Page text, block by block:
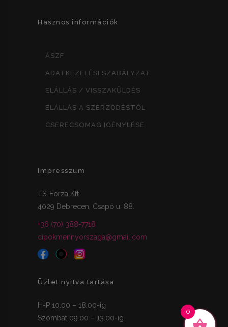
Hasznos információk
ÁSZF
ADATKEZELÉSI SZABÁLYZAT
ELÁLLÁS / VISSZAKÜLDÉS
ELÁLLÁS A SZERZŐDÉSTŐL
CSERECSOMAG IGÉNYLÉSE
Impresszum
TS-Forza Kft
4029 Debrecen, Csapó u. 88.
+36 (70) 388-7718
cipokmennyorszaga@gmail.com
Üzlet nyitva tartása
H-P 10.00 – 18.00-ig
Szombat 09.00 – 13.00-ig
0